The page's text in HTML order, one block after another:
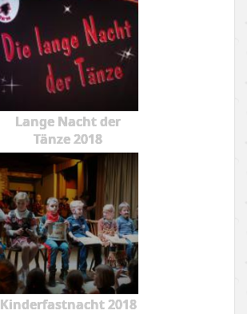
Lange Nacht der
Tänze 2018
Kinderfastnacht 2018